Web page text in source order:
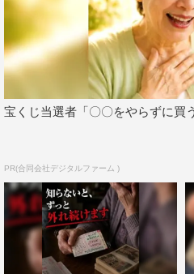
に、番組ゲスト恒例の選曲コ
鈴木が楽曲を選び、その曲に
る。
2人のトークは、10月4日・
放送予定。なお、放送終了後に
12時に更新）が無料配信される
＜番組概要＞
『木村拓哉 Flow supported
TOKYO FMをはじめとする
宝くじ当選者「〇〇をやらずに買
PR(合同会社デジタルファーム )